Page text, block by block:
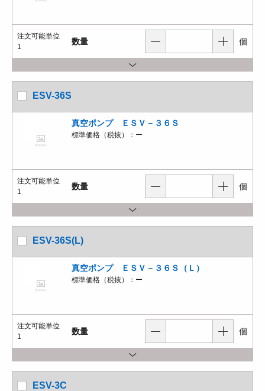
注文可能単位
1
数量 個
ESV-36S
真空ポンプ ＥＳＶ－３６Ｓ
標準価格（税抜）： ー
注文可能単位
1
数量 個
ESV-36S(L)
真空ポンプ ＥＳＶ－３６Ｓ（Ｌ）
標準価格（税抜）： ー
注文可能単位
1
数量 個
ESV-3C